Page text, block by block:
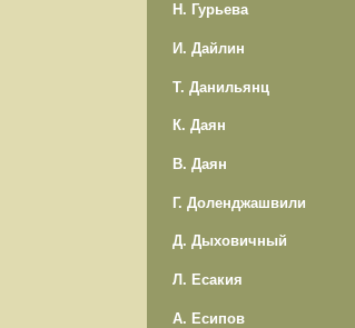
Н. Гурьева
И. Дайлин
Т. Данильянц
К. Даян
В. Даян
Г. Доленджашвили
Д. Дыховичный
Л. Есакия
А. Есипов